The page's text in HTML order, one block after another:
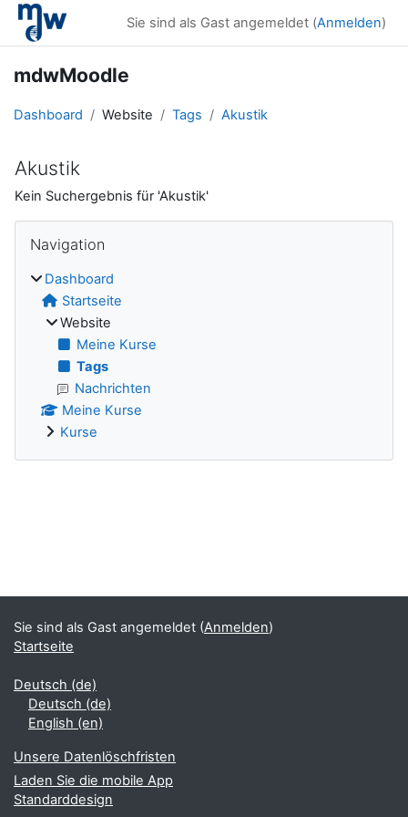
Zum Hauptinhalt
Sie sind als Gast angemeldet (Anmelden)
mdwMoodle
Dashboard Website Tags Akustik
Akustik
Kein Suchergebnis für 'Akustik'
Blöcke
Navigation
Dashboard
Startseite
Website
Meine Kurse
Tags
Nachrichten
Meine Kurse
Kurse
Sie sind als Gast angemeldet (Anmelden)
Startseite
Deutsch ‎(de)‎
Deutsch ‎(de)‎
English ‎(en)‎
Unsere Datenlöschfristen
Laden Sie die mobile App
Standarddesign